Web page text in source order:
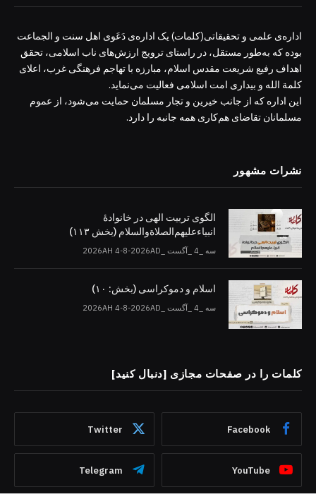
اداره‌ی علمی و تحقیقاتی(کلمات) یک اداره‌ی دَعَوی اهل سنت و الجماعت
بوده که به‌طور مستقل، در راستای ترویج ارزش‌های ناب اسلامی، تحقق
اهداف رفیع شریعت مقدس اسلام، مبارزه با تهاجم فرهنگی غرب، اعلای
کلمة الله و بیداری امت اسلامی فعالیت می‌نماید.
این اداره که از جانب خیرین و تجار مسلمان حمایت می‌شود، از عموم
مسلمانان تقاضای هم‌کاری همه جانبه را دارد.
نشرات مشهور
الگوی تربیت الهی در خانوادۀ
انبیاءعلیهم‌الصلاةو‌السلام (بخش ۱۱۳)
سه _4 _آگست _2026AH 4-8-2026AD
اسلام و دموکراسی (بخش: ۱۰)
سه _4 _آگست _2026AH 4-8-2026AD
کلمات را در صفحات مجازی [دنبال کنید]
Facebook
Twitter
YouTube
Telegram